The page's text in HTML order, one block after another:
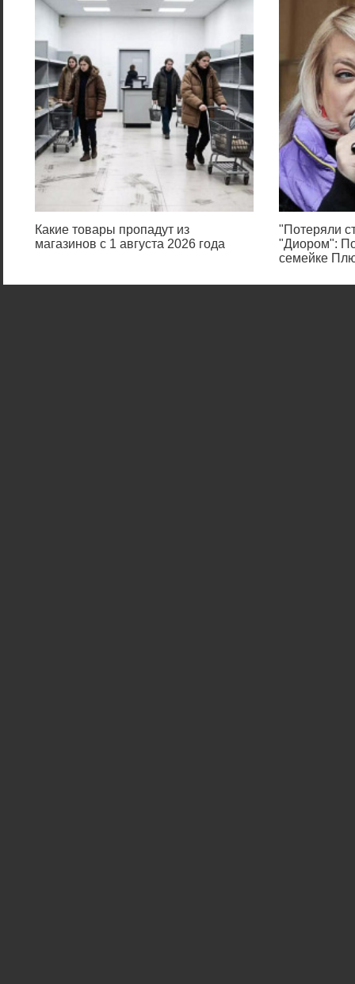
Какие товары пропадут из
магазинов с 1 августа 2026 года
"Потеряли
"Диором":
семейке